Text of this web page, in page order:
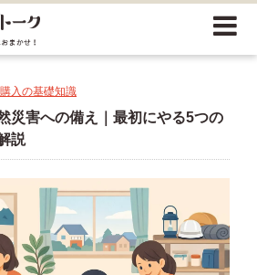
入の基礎知識
災害への備え｜最初にやる5つの
説